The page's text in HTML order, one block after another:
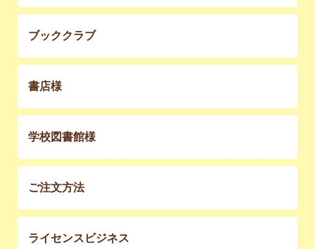
ブッククラブ
書店様
学校図書館様
ご注文方法
ライセンスビジネス